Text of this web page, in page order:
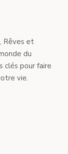
Rêves et
du
clés pour faire
vie.